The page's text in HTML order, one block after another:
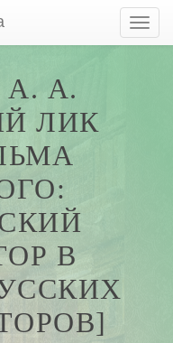
А.
ЛИК
В